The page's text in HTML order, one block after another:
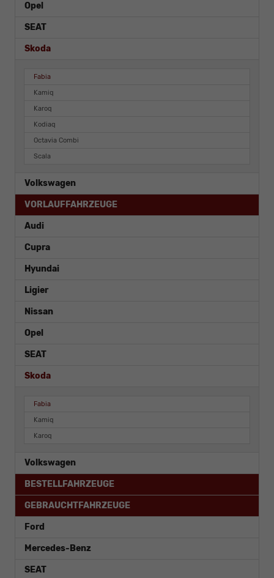
Opel
SEAT
Skoda
Fabia
Kamiq
Karoq
Kodiaq
Octavia Combi
Scala
Volkswagen
VORLAUFFAHRZEUGE
Audi
Cupra
Hyundai
Ligier
Nissan
Opel
SEAT
Skoda
Fabia
Kamiq
Karoq
Volkswagen
BESTELLFAHRZEUGE
GEBRAUCHTFAHRZEUGE
Ford
Mercedes-Benz
SEAT